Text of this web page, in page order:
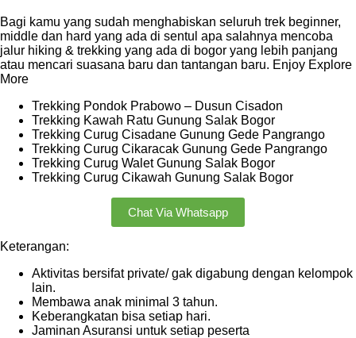
Bagi kamu yang sudah menghabiskan seluruh trek beginner,
middle dan hard yang ada di sentul apa salahnya mencoba
jalur hiking & trekking yang ada di bogor yang lebih panjang
atau mencari suasana baru dan tantangan baru. Enjoy Explore
More
Trekking Pondok Prabowo – Dusun Cisadon
Trekking Kawah Ratu Gunung Salak Bogor
Trekking Curug Cisadane Gunung Gede Pangrango
Trekking Curug Cikaracak Gunung Gede Pangrango
Trekking Curug Walet Gunung Salak Bogor
Trekking Curug Cikawah Gunung Salak Bogor
Chat Via Whatsapp
Keterangan:
Aktivitas bersifat private/ gak digabung dengan kelompok
lain.
Membawa anak minimal 3 tahun.
Keberangkatan bisa setiap hari.
Jaminan Asuransi untuk setiap peserta